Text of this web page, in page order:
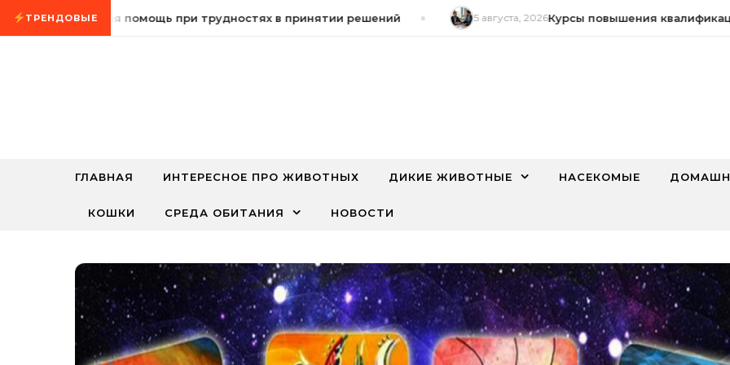
Промотать к содержимому
ТРЕНДОВЫЕ помощь при трудностях в принятии решений 5 августа, 2026 Курсы повышения квалификации
ГЛАВНАЯ ИНТЕРЕСНОЕ ПРО ЖИВОТНЫХ ДИКИЕ ЖИВОТНЫЕ НАСЕКОМЫЕ
КОШКИ СРЕДА ОБИТАНИЯ НОВОСТИ